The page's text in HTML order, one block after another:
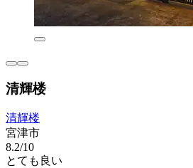
清輝楼
清輝楼
宮津市
8.2/10
とても良い